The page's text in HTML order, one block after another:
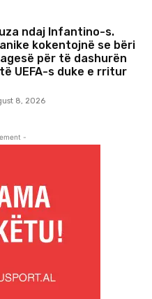
ndaj Infantino-s.
kokentojnë se bëri
për të dashurën
UEFA-s duke e rritur
8, 2026
-